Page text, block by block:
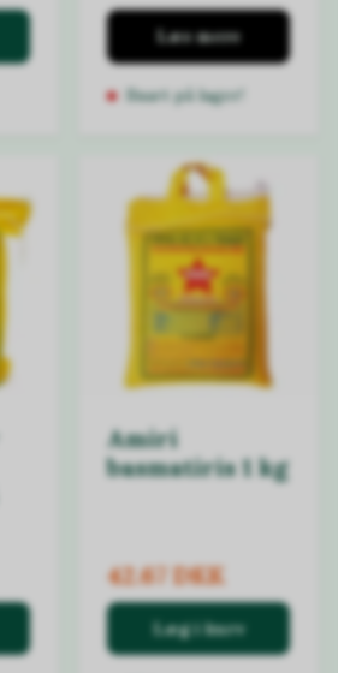
Læs mere
Snart på lager!
Amiri
basmatiris 1 kg
42.67 DKK
Læg i kurv